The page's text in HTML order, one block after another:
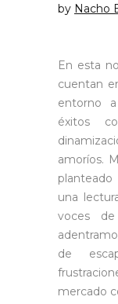
by Nacho
En esta
cuentan
entorno
éxitos
amoríos.
una
voces
de
mercado